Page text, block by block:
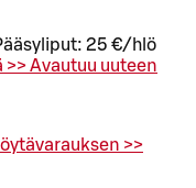
25 €/hlö
>>Avautuu uuteen
>>